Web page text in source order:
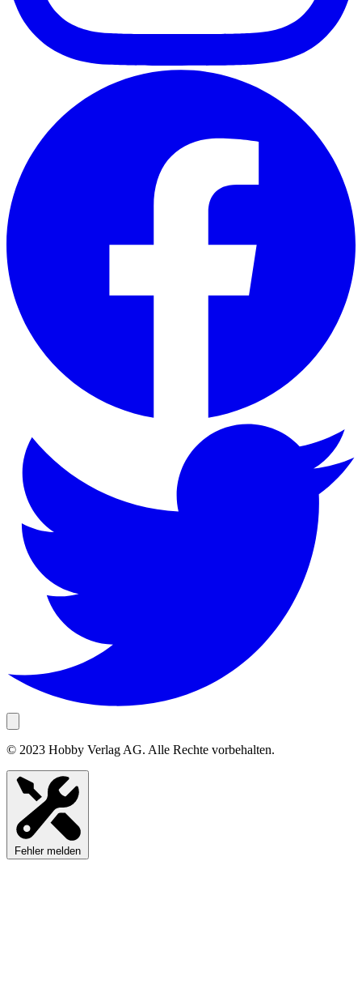
© 2023 Hobby Verlag AG. Alle Rechte vorbehalten.
Fehler melden